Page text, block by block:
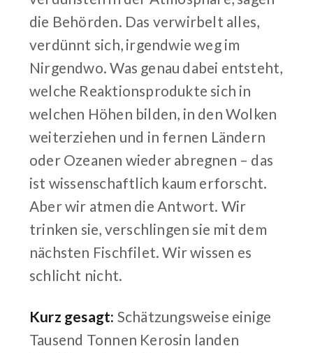
die Behörden. Das verwirbelt alles,
verdünnt sich, irgendwie weg im
Nirgendwo. Was genau dabei entsteht,
welche Reaktionsprodukte sich in
welchen Höhen bilden, in den Wolken
weiterziehen und in fernen Ländern
oder Ozeanen wieder abregnen – das
ist wissenschaftlich kaum erforscht.
Aber wir atmen die Antwort. Wir
trinken sie, verschlingen sie mit dem
nächsten Fischfilet. Wir wissen es
schlicht nicht.
Kurz gesagt: Schätzungsweise einige
Tausend Tonnen Kerosin landen